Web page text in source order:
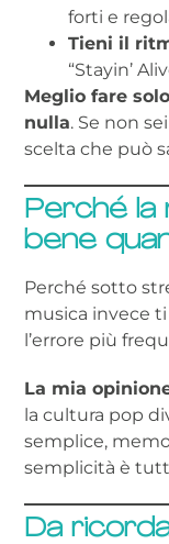
forti e
Tieni il
“Stayin’
Meglio fare
nulla. Se non
scelta che può
Perché la
bene
Perché sotto
musica invece ti
l’errore più
La mia
la cultura pop
semplice,
semplicità è
Da